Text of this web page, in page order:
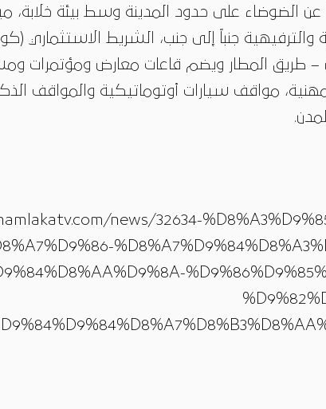
الضوضاء على حدود المدينة وسط بيئة خلابة،
والترفيهية جنباً إلى جنب، الشريط الاستثماري
طريق المطار ويضم قاعات معارض ومؤتمرات
مواقف سيارات أوتوماتيكية والمواقف
news/32634-